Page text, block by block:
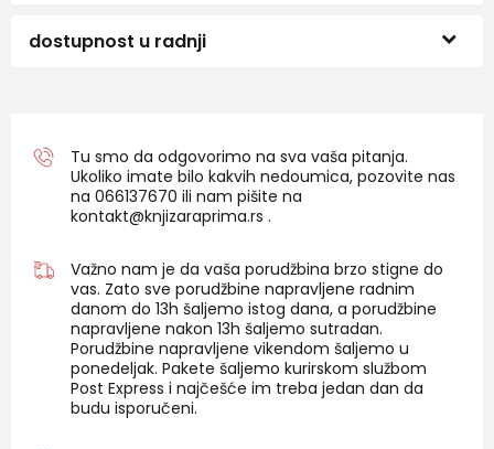
dostupnost u radnji
Tu smo da odgovorimo na sva vaša pitanja.
Ukoliko imate bilo kakvih nedoumica, pozovite nas
na 066137670 ili nam pišite na
kontakt@knjizaraprima.rs .
Važno nam je da vaša porudžbina brzo stigne do
vas. Zato sve porudžbine napravljene radnim
danom do 13h šaljemo istog dana, a porudžbine
napravljene nakon 13h šaljemo sutradan.
Porudžbine napravljene vikendom šaljemo u
ponedeljak. Pakete šaljemo kurirskom službom
Post Express i najčešće im treba jedan dan da
budu isporučeni.